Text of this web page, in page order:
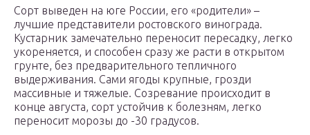
Сорт выведен на юге России, его «родители» –
лучшие представители ростовского винограда.
Кустарник замечательно переносит пересадку, легко
укореняется, и способен сразу же расти в открытом
грунте, без предварительного тепличного
выдерживания. Сами ягоды крупные, грозди
массивные и тяжелые. Созревание происходит в
конце августа, сорт устойчив к болезням, легко
переносит морозы до -30 градусов.